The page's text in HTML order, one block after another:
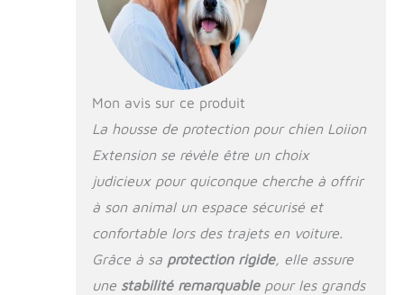
chien de voyager
confortablement et
agréablement！
Votre chien sera
de vous
voiture ! Protège
entièrement votre
siège de voiture
contre les rayures,
la saleté et les bave
d'animaux
【Prévenir les
chutes de votre
Mon avis sur ce produit
La housse de protection pour chien Loiion
Extension se révèle être un choix
judicieux pour quiconque cherche à offrir
à son animal un espace sécurisé et
confortable lors des trajets en voiture.
Grâce à sa protection rigide, elle assure
une stabilité remarquablepour les grands